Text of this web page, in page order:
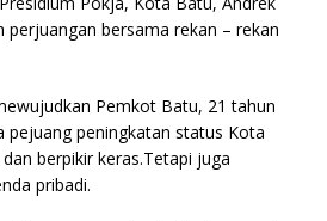
perjuangan bersama rekan – rekan
Pemkot Batu, 21 tahun
pejuang peningkatan status Kota
berpikir keras.Tetapi juga
pribadi.